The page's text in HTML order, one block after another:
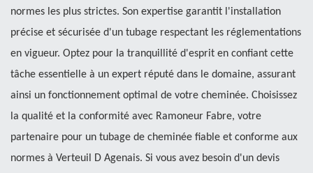
normes les plus strictes. Son expertise garantit l'installation
précise et sécurisée d'un tubage respectant les réglementations
en vigueur. Optez pour la tranquillité d'esprit en confiant cette
tâche essentielle à un expert réputé dans le domaine, assurant
ainsi un fonctionnement optimal de votre cheminée. Choisissez
la qualité et la conformité avec Ramoneur Fabre, votre
partenaire pour un tubage de cheminée fiable et conforme aux
normes à Verteuil D Agenais. Si vous avez besoin d'un devis